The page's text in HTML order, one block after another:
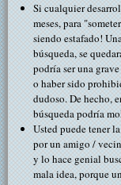
Si cualquier
meses, para
siendo estafado!
búsqueda, se
podría ser una
o haber sido
dudoso. De hecho,
búsqueda podría
Usted puede tener
por un amigo /
y lo hace genial
mala idea, porque